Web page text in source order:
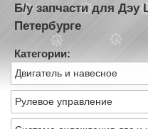
Б/у запчасти для Дэу
Петербурге
Категории:
Двигатель и навесное
Рулевое управление